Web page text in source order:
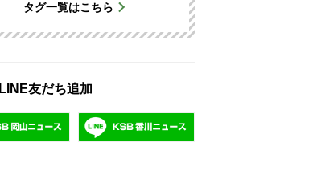
タグ一覧はこちら
LINE友だち追加